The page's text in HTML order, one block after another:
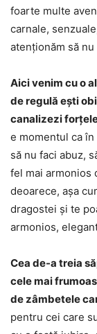
foarte multe
carnale,
atenționăm să
Aici venim cu o
de regulă ești
canalizezi
e momentul ca
să nu faci abuz,
fel mai armonios
deoarece, așa
dragostei și te
armonios,
Cea de-a treia
cele mai
de zâmbetele
pentru cei care